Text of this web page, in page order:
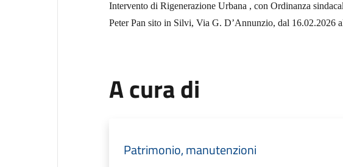
Intervento di Rigenerazione Urbana , con Ordinanza
Peter Pan sito in Silvi, Via G. D’Annunzio, dal 16.02.2026
A cura di
Patrimonio, manutenzioni